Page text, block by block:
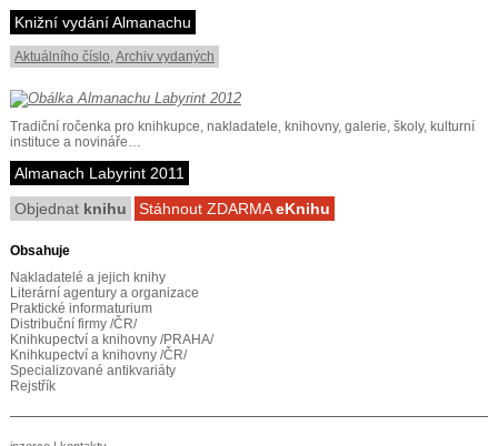
Knižní vydání Almanachu
Aktuálního číslo,Archiv vydaných
Tradiční ročenka pro knihkupce, nakladatele, knihovny, galerie, školy, kulturní
instituce a novináře…
Almanach Labyrint 2011
Objednat knihu Stáhnout ZDARMAeKnihu
Obsahuje
Nakladatelé a jejich knihy
Literární agentury a organizace
Praktické informaturium
Distribuční firmy /ČR/
Knihkupectví a knihovny /PRAHA/
Knihkupectví a knihovny /ČR/
Specializované antikvariáty
Rejstřík